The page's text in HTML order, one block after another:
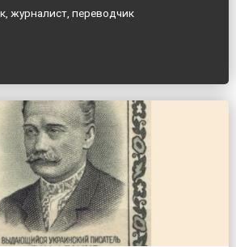
журналист, переводчик